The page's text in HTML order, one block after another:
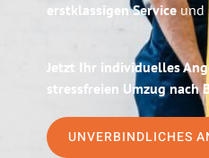
erstklassigen Service und
Jetzt Ihr individuelles
stressfreien Umzug nach
UNVERBINDLICHES